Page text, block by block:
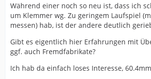
Während einer noch so neu ist, dass ich
um Klemmer wg. Zu geringem Laufspiel
messen) hab, ist der andere deutlich
Gibt es eigentlich hier Erfahrungen mit
ggf. auch Fremdfabrikate?
Ich hab da einfach loses Interesse,